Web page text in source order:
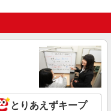
〜70,000円 ・処遇改
円（勤続年数、保有資格
手当：20,000円（10時
超過する場合には超過勤務
勤手当：10,000円/1回
ちの方
研修 ・初任者研修 ・実務
など
詳細を見る
設＊未経験でも月給24
とりあえずキープ